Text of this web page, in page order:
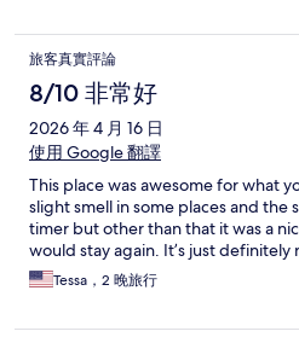
旅客真實評論
8/10 非常好
2026 年 4 月 16 日
使用 Google 翻譯
This place was awesome for what
slight smell in some places and the
timer but other than that it was a
would stay again. It’s just definitely
Tessa，2 晚旅行